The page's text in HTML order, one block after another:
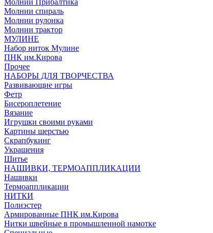
Молнии Прибалтика
Молнии спираль
Молнии рулонка
Молнии трактор
МУЛИНЕ
Набор ниток Мулине
ПНК им.Кирова
Прочее
НАБОРЫ ДЛЯ ТВОРЧЕСТВА
Развивающие игры
Фетр
Бисероплетение
Вязание
Игрушки своими руками
Картины шерстью
Скрапбукинг
Украшения
Шитье
НАШИВКИ, ТЕРМОАППЛИКАЦИИ
Нашивки
Термоаппликации
НИТКИ
Полиэстер
Армированные ПНК им.Кирова
Нитки швейные в промышленной намотке